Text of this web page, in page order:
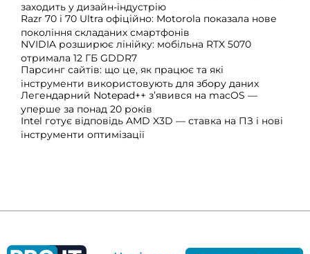
заходить у дизайн-індустрію
Razr 70 і 70 Ultra офіційно: Motorola показала нове
покоління складаних смартфонів
NVIDIA розширює лінійку: мобільна RTX 5070
отримала 12 ГБ GDDR7
Парсинг сайтів: що це, як працює та які
інструменти використовують для збору даних
Легендарний Notepad++ з’явився на macOS —
уперше за понад 20 років
Intel готує відповідь AMD X3D — ставка на ПЗ і нові
інструменти оптимізації